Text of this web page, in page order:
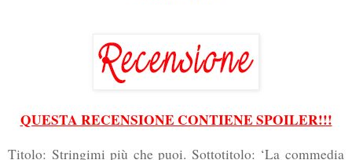
QUESTA RECENSIONE CONTIENE SPOILER!!!
Titolo: Stringimi più che puoi. Sottotitolo: ‘La commedia